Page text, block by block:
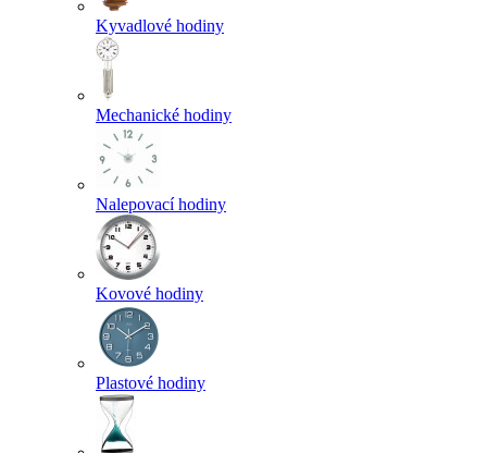
Kyvadlové hodiny
Mechanické hodiny
Nalepovací hodiny
Kovové hodiny
Plastové hodiny